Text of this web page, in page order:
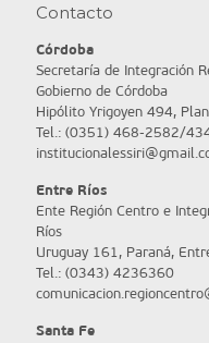
Contacto
Córdoba
Secretaría de Integración
Gobierno de Córdoba
Hipólito Yrigoyen 494,
Tel.: (0351) 468-2582/
Entre Ríos
Ente Región Centro e
Ríos
Uruguay 161, Paraná,
Tel.: (0343) 4236360
Santa Fe